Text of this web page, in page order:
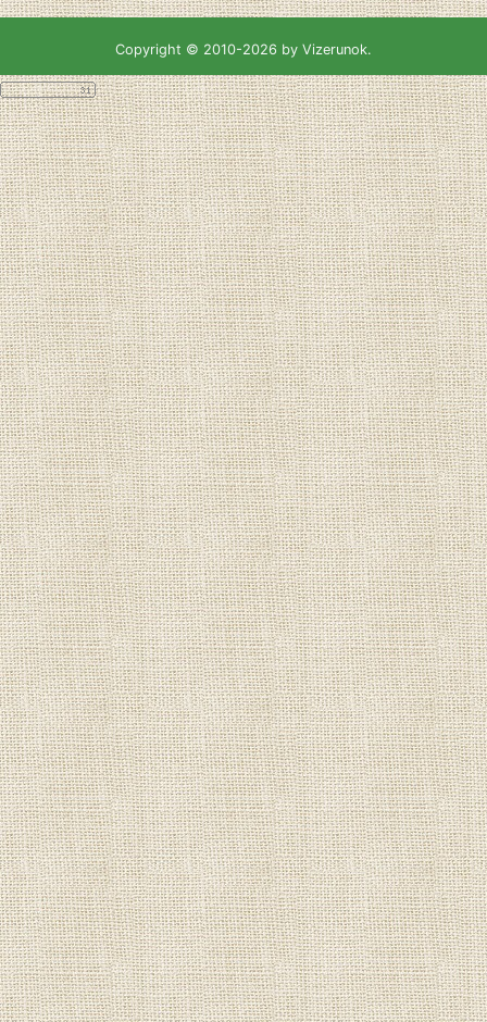
Copyright © 2010-2026 by Vizerunok.